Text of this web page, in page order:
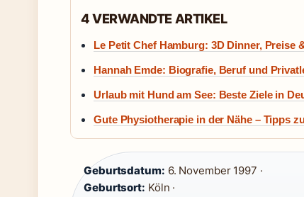
4 VERWANDTE ARTIKEL
Le Petit Chef Hamburg: 3D Dinner, Preise
Hannah Emde: Biografie, Beruf und
Urlaub mit Hund am See: Beste Ziele in
Gute Physiotherapie in der Nähe – Tipps
Geburtsdatum: 6. November 1997 ·
Geburtsort: Köln ·